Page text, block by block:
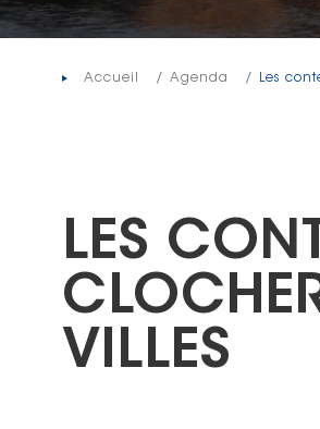
Accueil Agenda Les
LES
VILLES